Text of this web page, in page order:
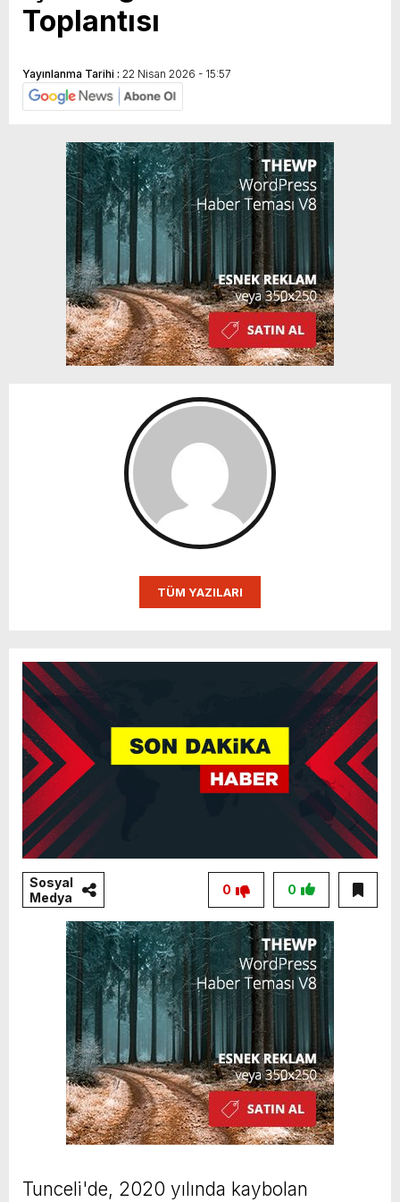
Toplantısı
Yayınlanma Tarihi : 22 Nisan 2026 - 15:57
TÜM YAZILARI
Sosyal
Medya
0
0
Tunceli'de, 2020 yılında kaybolan